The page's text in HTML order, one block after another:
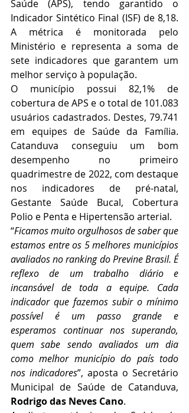
Saúde (APS), tendo garantido o
Indicador Sintético Final (ISF) de 8,18.
A métrica é monitorada pelo
Ministério e representa a soma de
sete indicadores que garantem um
melhor serviço à população.
O município possui 82,1% de
cobertura de APS e o total de 101.083
usuários cadastrados. Destes, 79.741
em equipes de Saúde da Família.
Catanduva conseguiu um bom
desempenho no primeiro
quadrimestre de 2022, com destaque
nos indicadores de pré-natal,
Gestante Saúde Bucal, Cobertura
Polio e Penta e Hipertensão arterial.
“Ficamos muito orgulhosos de saber que
estamos entre os 5 melhores municípios
avaliados no ranking do Previne Brasil. É
reflexo de um trabalho diário e
incansável de toda a equipe. Cada
indicador que fazemos subir o mínimo
possível é um passo grande e
esperamos continuar nos superando,
quem sabe sendo avaliados um dia
como melhor município do país todo
nos indicadores”, aposta o Secretário
Rodrigo das Neves Cano.